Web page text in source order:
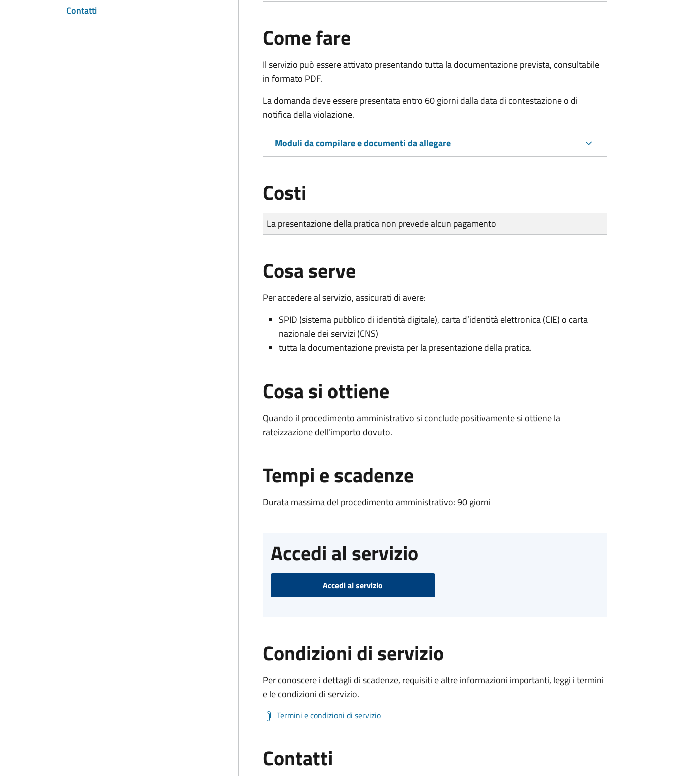
Contatti
Come fare
Il servizio può essere attivato presentando tutta la documentazione prevista, consultabile
in formato PDF.
La domanda deve essere presentata entro 60 giorni dalla data di contestazione o di
notifica della violazione.
Moduli da compilare e documenti da allegare
Costi
Tipo di pagamento
Importo
La presentazione della pratica non prevede alcun pagamento
Cosa serve
Per accedere al servizio, assicurati di avere:
SPID (sistema pubblico di identità digitale), carta d’identità elettronica (CIE) o carta
nazionale dei servizi (CNS)
tutta la documentazione prevista per la presentazione della pratica.
Cosa si ottiene
Quando il procedimento amministrativo si conclude positivamente si ottiene la
rateizzazione dell'importo dovuto.
Tempi e scadenze
Durata massima del procedimento amministrativo: 90 giorni
Accedi al servizio
Accedi al servizio
Condizioni di servizio
Per conoscere i dettagli di scadenze, requisiti e altre informazioni importanti, leggi i termini
e le condizioni di servizio.
Termini e condizioni di servizio
Contatti